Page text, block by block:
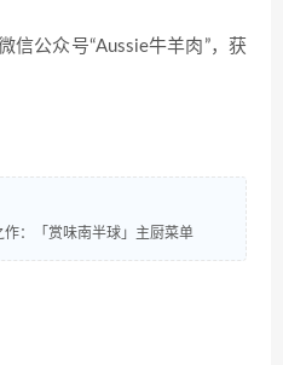
信公众号“Aussie牛羊肉”，获
：「赏味南半球」主厨菜单